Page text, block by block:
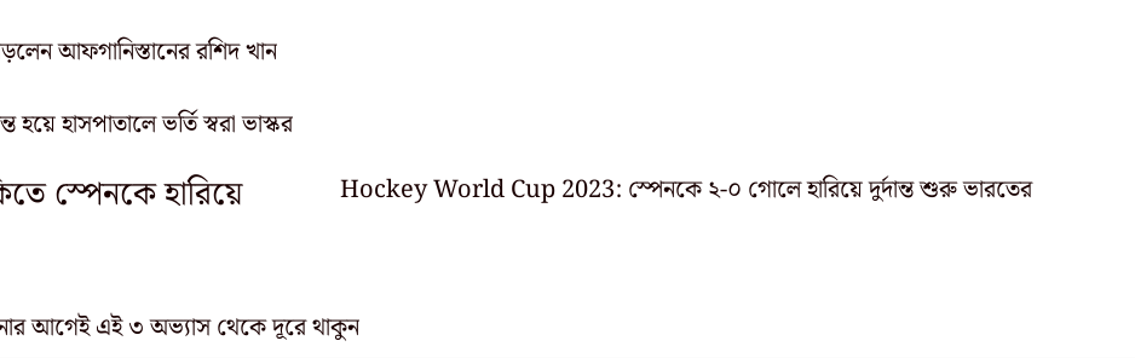
আফগানিস্তানের রশিদ খান
হাসপাতালে ভর্তি স্বরা ভাস্কর
স্পেনকে হারিয়ে
Hockey World Cup 2023: স্পেনকে ২-০ গোলে হারিয়ে দুর্দান্ত শুরু ভারতের
আগেই এই ৩ অভ্যাস থেকে দূরে থাকুন